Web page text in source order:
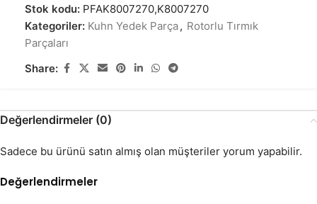
Stok kodu: PFAK8007270,K8007270
Kategoriler: Kuhn Yedek Parça, Rotorlu Tırmık
Parçaları
Share:
Değerlendirmeler (0)
Değerlendirmeler
Sadece bu ürünü satın almış olan müşteriler yorum yapabilir.